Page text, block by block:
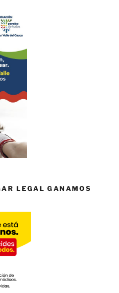
LEGAL GANAMOS